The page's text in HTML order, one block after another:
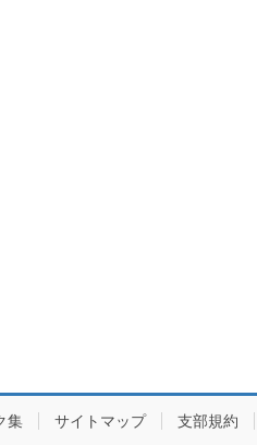
集 サイトマップ 支部規約